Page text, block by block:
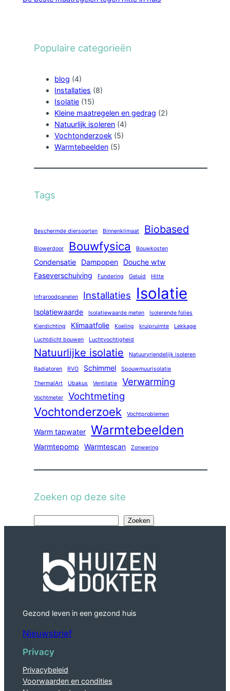
Populaire categorieën
blog (4)
Installaties (8)
Isolatie (15)
Kleine maatregelen en gedrag (2)
Natuurlijk isoleren (4)
Vochtonderzoek (5)
Warmtebeelden (5)
Tags
Beschermde diersoorten Binnenklimaat Biobased
Blowerdoor Bouwfysica Bouwkosten
Condensatie Dampopen
Douche wtw
Faseverschuiving
Fundering Geluid Hitte
Infraroodpanelen Installaties Isolatie
Isolatiewaarde Isolatiewaarde meten
Isolerende folies
Kierdichting
Klimaatfolie Koeling kruipruimte
Lekkage
Luchtdicht bouwen
Luchtvochtigheid
Natuurlijke isolatie Natuurvriendelijk isoleren
Radiatoren RVO Schimmel Spouwmuurisolatie
ThermalArt Ubakus Ventilatie Verwarming
Vochtmeter Vochtmeting
Vochtonderzoek Vochtproblemen
Warm tapwater Warmtebeelden
Warmtepomp Warmtescan Zonwering
Zoeken op deze site
Zoeken
Gezond leven in een gezond huis
Nieuwsbrief
Privacy
Privacybeleid
Voorwaarden en condities